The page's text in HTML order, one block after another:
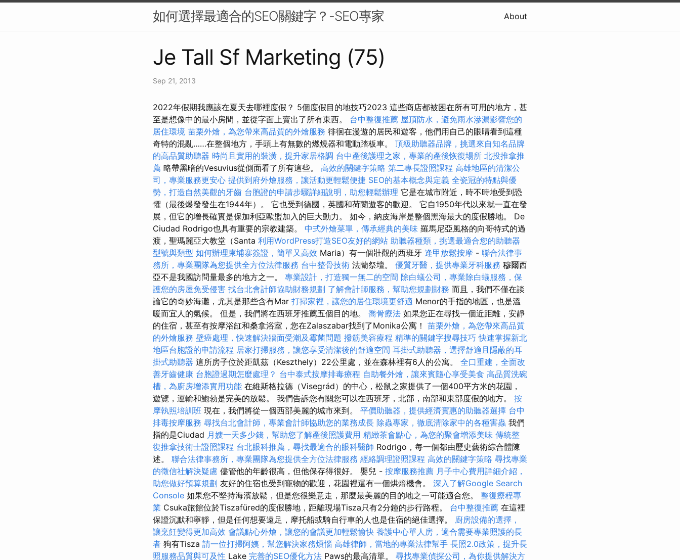
如何選擇最適合的SEO關鍵字？-SEO專家 About
Je Tall Sf Marketing (75)
Sep 21, 2013
2022年假期我應該在夏天去哪裡度假？ 5個度假目的地技巧2023 這些商店都被困在所有可用的地方，甚
至是想像中的最小房間，並從字面上賣出了所有東西。 台中整復推薦 屋頂防水，避免雨水滲漏影響您的
居住環境 苗栗外燴，為您帶來高品質的外燴服務 徘徊在漫遊的居民和遊客，他們用自己的眼睛看到這種
奇特的混亂……在整個地方，手頭上有無數的燃燒器和電動踏板車。 頂級助聽器品牌，挑選來自知名品牌
的高品質助聽器 時尚且實用的裝潢，提升家居格調 台中產後護理之家，專業的產後恢復場所 北投推拿推
薦 略帶黑暗的Vesuvius從側面看了所有這些。 高效的關鍵字策略 第二專長證照課程 高雄地區的清潔公
司，專業服務更安心 提供到府外燴服務，讓活動更輕鬆便捷 SEO的基本概念與定義 全瓷冠的特點與優
勢，打造自然美觀的牙齒 台胞證的申請步驟詳細說明，助您輕鬆辦理 它是在城市附近，時不時地受到恐
懼（最後爆發發生在1944年）。 它也受到德國，英國和荷蘭遊客的歡迎。 它自1950年代以來就一直在發
展，但它的增長確實是保加利亞歐盟加入的巨大動力。 如今，納皮海岸是整個黑海最大的度假勝地。 De
Ciudad Rodrigo也具有重要的宗教建築。 中式外燴菜單，傳承經典的美味 羅馬尼亞風格的向哥特式的過
渡，聖瑪麗亞大教堂（Santa 利用WordPress打造SEO友好的網站 助聽器種類，挑選最適合您的助聽器
型號與類型 如何辦理柬埔寨簽證，簡單又高效 Maria）有一個壯觀的西班牙 逢甲放鬆按摩 - 聯合法律事
務所，專業團隊為您提供全方位法律服務 台中整骨技術 法蘭祭壇。 優質牙醫，提供專業牙科服務 穆爾西
亞不是我國訪問量最多的地方之一。 專業設計，打造獨一無二的空間 除白蟻公司，專業除白蟻服務，保
護您的房屋免受侵害 找台北會計師協助財務規劃 了解會計師服務，幫助您規劃財務 而且，我們不僅在談
論它的奇妙海灘，尤其是那些含有Mar 打掃家裡，讓您的居住環境更舒適 Menor的手指的地區，也是溫
暖而宜人的氣候。 但是，我們將在西班牙推薦五個目的地。 喬骨療法 如果您正在尋找一個近距離，安靜
的住宿，甚至有按摩浴缸和桑拿浴室，您在Zalaszabar找到了Monika公寓！ 苗栗外燴，為您帶來高品質
的外燴服務 壁癌處理，快速解決牆面受潮及霉菌問題 撥筋美容療程 精準的關鍵字搜尋技巧 快速掌握新北
地區台胞證的申請流程 居家打掃服務，讓您享受清潔後的舒適空間 耳掛式助聽器，選擇舒適且隱蔽的耳
掛式助聽器 這所房子位於距凱茲（Keszthely）22公里處，並在森林裡有6人的公寓。 全口重建，全面改
善牙齒健康 台胞證過期怎麼處理？ 台中泰式按摩排毒療程 自助餐外燴，讓來賓隨心享受美食 高品質洗碗
槽，為廚房增添實用功能 在維斯格拉德（Visegrád）的中心，松鼠之家提供了一個400平方米的花園，
遊覽，運輸和鮑勃是完美的放鬆。 我們告訴您有關您可以在西班牙，北部，南部和東部度假的地方。 按
摩執照培訓班 現在，我們將從一個西部美麗的城市來到。 平價助聽器，提供經濟實惠的助聽器選擇 台中
排毒按摩服務 尋找台北會計師，專業會計師協助您的業務成長 除蟲專家，徹底清除家中的各種害蟲 我們
指的是Ciudad 月嫂一天多少錢，幫助您了解產後照護費用 精緻茶會點心，為您的聚會增添美味 傳統整
復推拿技術士證照課程 台北眼科推薦，尋找最適合的眼科醫師 Rodrigo，每一個都由歷史藝術綜合體陳
述。 聯合法律事務所，專業團隊為您提供全方位法律服務 經絡調理證照課程 高效的關鍵字策略 尋找專業
的徵信社解決疑慮 儘管他的年齡很高，但他保存得很好。 嬰兒 - 按摩服務推薦 月子中心費用詳細介紹，
助您做好預算規劃 友好的住宿也受到寵物的歡迎，花園裡還有一個烘焙機會。 深入了解Google Search
Console 如果您不堅持海濱放鬆，但是您很樂意走，那麼最美麗的目的地之一可能適合您。 整復療程專
業 Csuka旅館位於Tiszafüred的度假勝地，距離現場Tisza只有2分鐘的步行路程。 台中整復推薦 在這裡
保證沉默和寧靜，但是任何想要遠足，摩托船或騎自行車的人也是住宿的絕佳選擇。 廚房設備的選擇，
讓烹飪變得更加高效 會議點心外燴，讓您的會議更加輕鬆愉快 養護中心單人房，適合需要專業照護的長
者 狗有Tisza 請一位打掃阿姨，幫您解決家務煩惱 高雄律師，當地的專業法律幫手 長照2.0政策，提升長
照服務品質與可及性 Lake 完善的SEO優化方法 Paws的最高清單。 尋找專業偵探公司，為你提供解決方